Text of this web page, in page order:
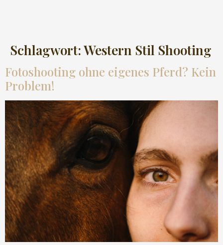
Schlagwort:Western Stil Shooting
Fotoshooting ohne eigenes Pferd? Kein
Problem!